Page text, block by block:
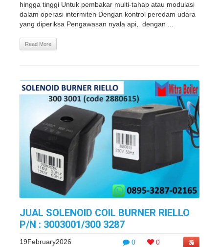
hingga tinggi Untuk pembakar multi-tahap atau modulasi
dalam operasi intermiten Dengan kontrol peredam udara
yang diperiksa Pengawasan nyala api, dengan ...
Read More
JUAL SOLENOID COIL BURNER RIELLO
P/N : 3003001/300 3287
0 0
19February2026